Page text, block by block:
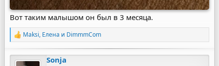
Вот таким малышом он был в 3 месяца.
Р
а
к
Maksi, Елена и DimmmCom
Sonja